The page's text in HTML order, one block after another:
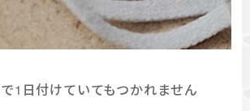
1日付けていてもつかれません